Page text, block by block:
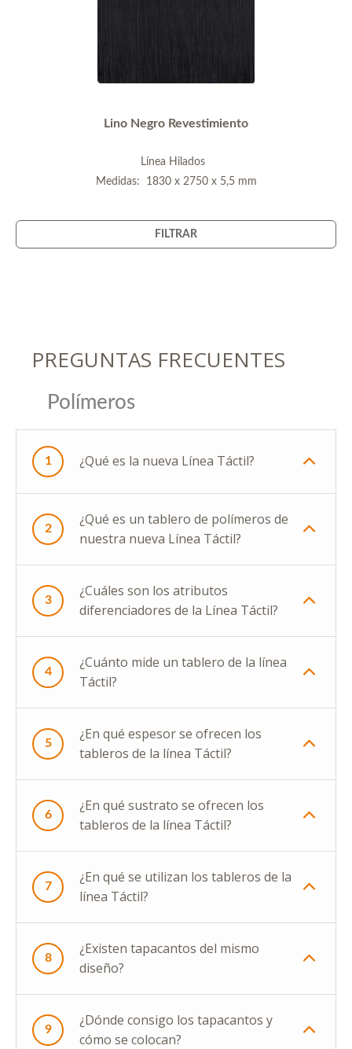
Lino Negro Revestimiento
Línea Hilados
Medidas: 1830 x 2750 x 5,5 mm
FILTRAR
PREGUNTAS FRECUENTES
Polímeros
1 ¿Qué es la nueva Línea Táctil?
2
¿Qué es un tablero de polímeros de
nuestra nueva Línea Táctil?
3
¿Cuáles son los atributos
diferenciadores de la Línea Táctil?
4
¿Cuánto mide un tablero de la línea
Táctil?
5
¿En qué espesor se ofrecen los
tableros de la línea Táctil?
6
¿En qué sustrato se ofrecen los
tableros de la línea Táctil?
7
¿En qué se utilizan los tableros de la
línea Táctil?
8
¿Existen tapacantos del mismo
diseño?
9
¿Dónde consigo los tapacantos y
cómo se colocan?